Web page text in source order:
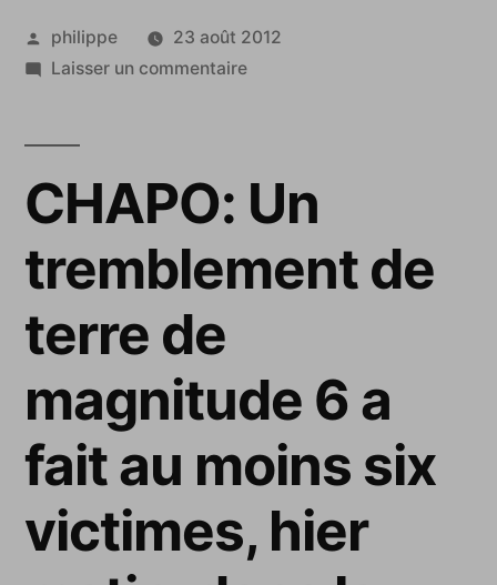
Publié
par
philippe
23 août 2012
Laisser un commentairesur
morts
dans
le
de
l’Italie
CHAPO: Un
tremblement de
terre de
magnitude 6 a
fait au moins six
victimes, hier